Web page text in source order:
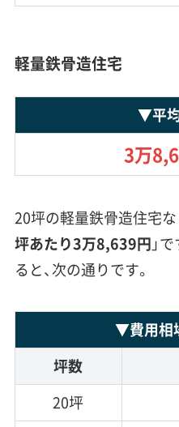
軽量鉄骨造住宅
▼平
3万
20坪の軽量鉄骨造住宅な
坪あたり3万8,639円」
ると、次の通りです。
▼費用相
坪数
20坪